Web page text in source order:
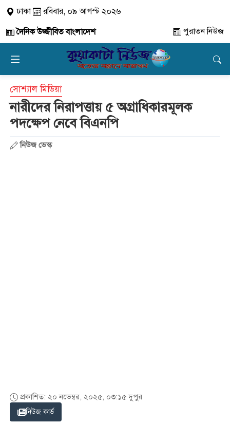
ঢাকা
রবিবার, ০৯ আগস্ট ২০২৬
দৈনিক উজ্জীবিত বাংলাদেশ
পুরাতন নিউজ
সোশ্যাল মিডিয়া
নারীদের নিরাপত্তায় ৫ অগ্রাধিকারমূলক
পদক্ষেপ নেবে বিএনপি
নিউজ ডেস্ক
প্রকাশিত: ২০ নভেম্বর, ২০২৫, ০৩:১৫ দুপুর
নিউজ কার্ড